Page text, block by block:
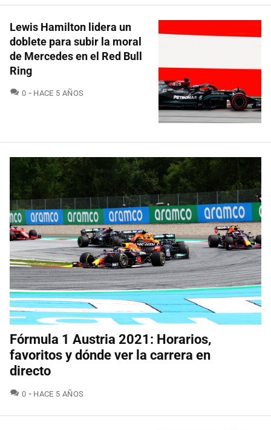
Lewis Hamilton lidera un
doblete para subir la moral
de Mercedes en el Red Bull
Ring
0 COMENTARIOS
HACE 5 AÑOS
Fórmula 1 Austria 2021: Horarios,
favoritos y dónde ver la carrera en
directo
0 COMENTARIOS
HACE 5 AÑOS